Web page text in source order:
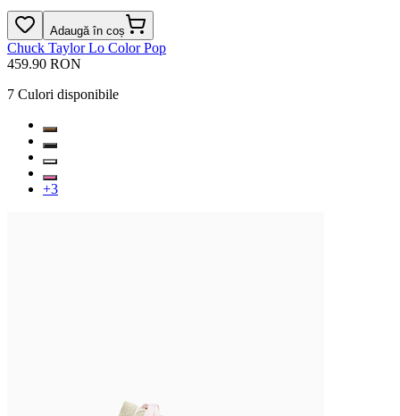
Adaugă în coș
Chuck Taylor Lo Color Pop
459.90 RON
7 Culori disponibile
+3